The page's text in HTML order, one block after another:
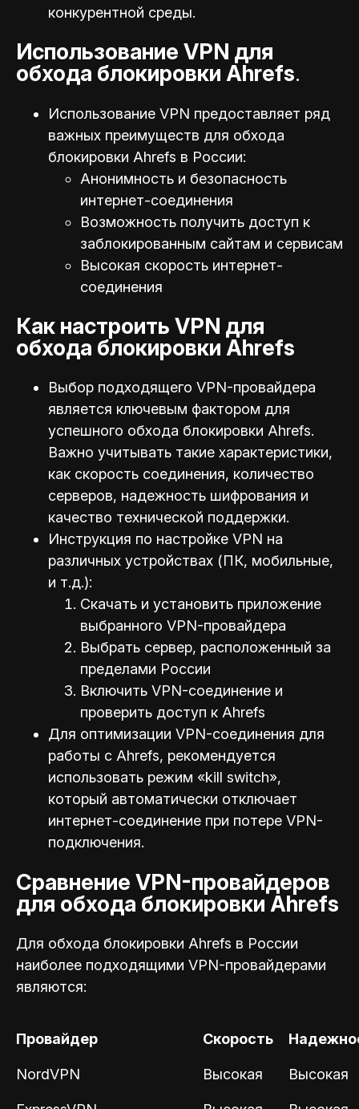
конкурентной среды.
Использование VPN для
обхода блокировки Ahrefs.
Использование VPN предоставляет ряд
важных преимуществ для обхода
блокировки Ahrefs в России:
Анонимность и безопасность
интернет-соединения
Возможность получить доступ к
заблокированным сайтам и сервисам
Высокая скорость интернет-
соединения
Как настроить VPN для
обхода блокировки Ahrefs
Выбор подходящего VPN-провайдера
является ключевым фактором для
успешного обхода блокировки Ahrefs.
Важно учитывать такие характеристики,
как скорость соединения, количество
серверов, надежность шифрования и
качество технической поддержки.
Инструкция по настройке VPN на
различных устройствах (ПК, мобильные,
и т.д.):
Скачать и установить приложение
выбранного VPN-провайдера
Выбрать сервер, расположенный за
пределами России
Включить VPN-соединение и
проверить доступ к Ahrefs
Для оптимизации VPN-соединения для
работы с Ahrefs, рекомендуется
использовать режим «kill switch»,
который автоматически отключает
интернет-соединение при потере VPN-
подключения.
Сравнение VPN-провайдеров
для обхода блокировки Ahrefs
Для обхода блокировки Ahrefs в России
наиболее подходящими VPN-провайдерами
являются:
Провайдер Скорость
NordVPN Высокая Высокая